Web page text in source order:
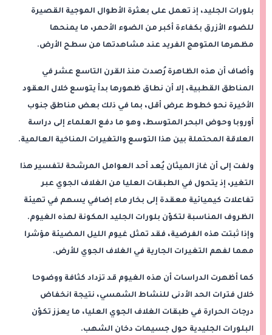
بلورات الجليد، إذ تعمل على بعثرة الأطوال الموجية القصيرة
للضوء الأزرق بكفاءة أكبر من الضوء الأحمر، ما يمنحها
مظهرها المتوهج الفريد عند مشاهدتها من سطح الأرض.
وأضاف أن هذه الظاهرة رُصدت منذ القرن التاسع عشر في
المناطق القطبية، إلا أن نطاق ظهورها بدأ يتوسع خلال العقود
الأخيرة نحو خطوط عرض أقل، بما في ذلك بعض مناطق جنوب
أوروبا وحوض البحر المتوسط، وهو ما دفع العلماء إلى دراسة
العلاقة المحتملة بين هذا التوسع والتغيرات المناخية العالمية.
ولفت إلى أن غاز الميثان يُعد أحد العوامل المرشحة لتفسير هذا
التغير، إذ يتحول في الطبقات العليا من الغلاف الجوي عبر
تفاعلات كيميائية معقدة إلى بخار ماء إضافي يسهم في تهيئة
الظروف المناسبة لتكوّن بلورات الجليد المكونة لهذه الغيوم.
وإذا ثبتت هذه الفرضية، فقد تمثل غيوم الليل المضيئة مؤشرا
مهما لفهم التغيرات الجارية في الغلاف الجوي للأرض.
كما أظهرت الدراسات أن هذه الغيوم قد تزداد كثافة ووضوحا
خلال فترات الحد الأدنى للنشاط الشمسي، نتيجة انخفاض
درجات الحرارة في طبقات الغلاف الجوي العليا، ما يعزز تكوّن
البلورات الجليدية حول جسيمات دخان الشهب.